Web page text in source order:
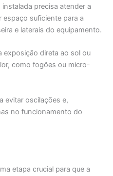
precisa atender a
espaço suficiente para a
e laterais do equipamento.
exposição direta ao sol ou
como fogões ou micro-
evitar oscilações e,
no funcionamento do
etapa crucial para que a